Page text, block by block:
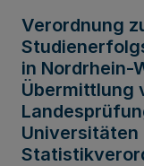
Verordnung
in Nordrhein-
Übermittlung
Universitäten